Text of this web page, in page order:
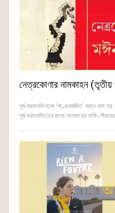
নেত্রকোণার নামকাহন
পূর্ব-ময়মনসিংহকে ‘পাণ্ডববর্জিত’ স্থান বলা
পূর্ব-ময়মনসিংহের জন্য অপমানের নাকি